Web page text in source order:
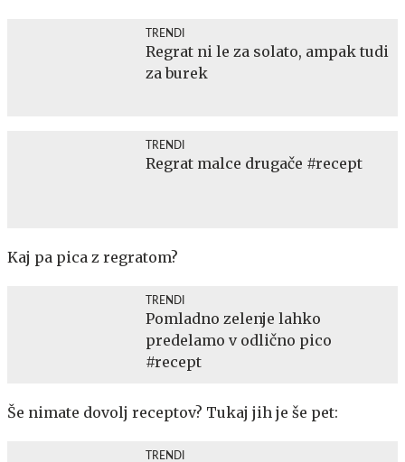
TRENDI
Regrat ni le za solato, ampak tudi
za burek
TRENDI
Regrat malce drugače #recept
Kaj pa pica z regratom?
TRENDI
Pomladno zelenje lahko
predelamo v odlično pico
#recept
Še nimate dovolj receptov? Tukaj jih je še pet:
TRENDI